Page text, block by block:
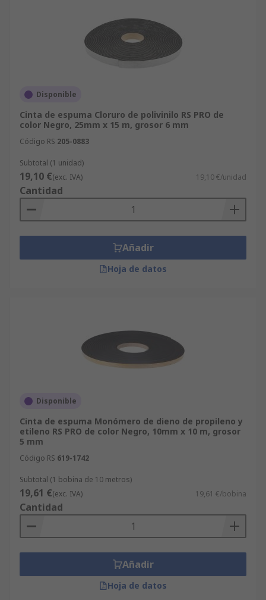
Disponible
Cinta de espuma Cloruro de polivinilo RS PRO de
color Negro, 25mm x 15 m, grosor 6 mm
Código RS 205-0883
Subtotal (1 unidad)
19,10 €(exc. IVA) 19,10 €/unidad
Cantidad
Añadir
Hoja de datos
Disponible
Cinta de espuma Monómero de dieno de propileno y
etileno RS PRO de color Negro, 10mm x 10 m, grosor
5 mm
Código RS 619-1742
Subtotal (1 bobina de 10 metros)
19,61 €(exc. IVA) 19,61 €/bobina
Cantidad
Añadir
Hoja de datos